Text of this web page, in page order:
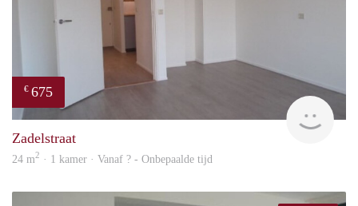
€ 675
Zadelstraat
24 m2 · 1 kamer · Vanaf ? - Onbepaalde tijd